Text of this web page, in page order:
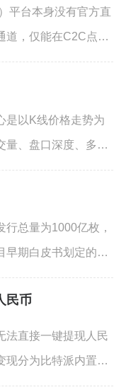
平台本身没有官方直
道，仅能在C2C点对
选择
是以K线价格走势为
量、盘口深度、多周
行情，不存在
行总量为1000亿枚，
早期白皮书划定的硬
现额外增
民币
法直接一键提现人民
现分为比特派内置一
产划转至合